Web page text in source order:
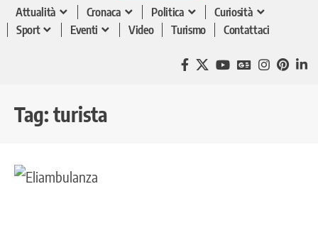
Attualità Cronaca Politica
Curiosità
Sport
Eventi Video Turismo Contattaci
Tag: turista